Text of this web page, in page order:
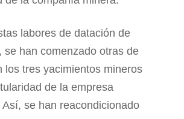
labores de datación de
se han comenzado otras de
los tres yacimientos mineros
de la empresa
se han reacondicionado